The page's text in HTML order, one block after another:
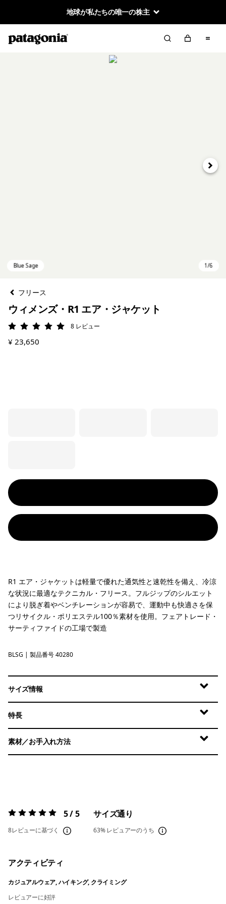
地球が私たちの唯一の株主
次へ
フリース
ウィメンズ・R1 エア・ジャケット
評価: 5 / 5 8 レビュー
¥ 23,650
R1 エア・ジャケットは軽量で優れた通気性と速乾性を備え、冷涼
な状況に最適なテクニカル・フリース。フルジップのシルエット
により脱ぎ着やベンチレーションが容易で、運動中も快適さを保
つリサイクル・ポリエステル100％素材を使用。フェアトレード・
サーティファイドの工場で製造
Blue Sage
BLSG | 製品番号 40280
サイズ情報
特長
素材／お手入れ方法
評価:5 / 5 5 / 5
8レビューに基づく
サイズ通り
63%レビュアーのうち
アクティビティ
カジュアルウェア, ハイキング, クライミング
レビュアーに好評